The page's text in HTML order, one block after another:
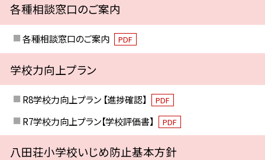
各種相談窓口のご案内
各種相談窓口のご案内 PDF
学校力向上プラン
R8学校力向上プラン 【進捗確認】 PDF
R7学校力向上プラン【学校評価書】 PDF
八田荘小学校いじめ防止基本方針